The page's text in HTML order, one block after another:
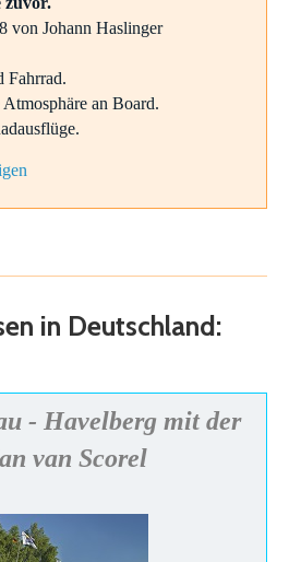
von Johann Haslinger
Fahrrad.
Atmosphäre an Board.
in Deutschland:
- Havelberg mit der
van Scorel